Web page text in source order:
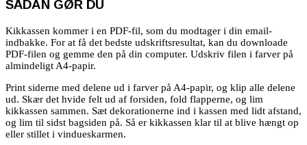
SÅDAN GØR DU
Kikkassen kommer i en PDF-fil, som du modtager i din email-
indbakke. For at få det bedste udskriftsresultat, kan du downloade
PDF-filen og gemme den på din computer. Udskriv filen i farver på
almindeligt A4-papir.
Print siderne med delene ud i farver på A4-papir, og klip alle delene
ud. Skær det hvide felt ud af forsiden, fold flapperne, og lim
kikkassen sammen. Sæt dekorationerne ind i kassen med lidt afstand,
og lim til sidst bagsiden på. Så er kikkassen klar til at blive hængt op
eller stillet i vindueskarmen.